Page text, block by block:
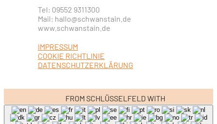
Tel: 09552 9311300
Mail: hallo@schwanstain.de
www.schwanstain.de
IMPRESSUM
COOKIE RICHTLINIE
DATENSCHUTZERKLÄRUNG
FROM SCHLÜSSELFELD WITH